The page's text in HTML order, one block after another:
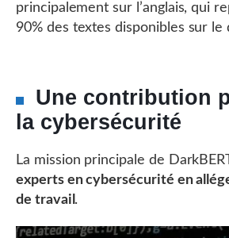
principalement sur l’anglais, qui
90% des textes disponibles sur le
Une contribution
la cybersécurité
La mission principale de
experts en cybersécurité en
de travail .